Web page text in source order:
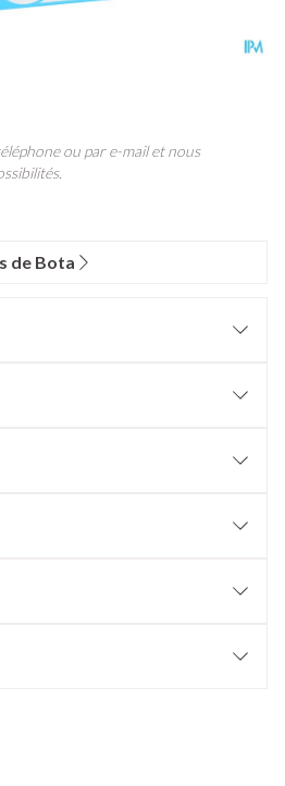
ou par e-mail et nous
de Bota